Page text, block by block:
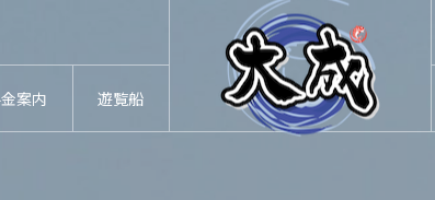
案内 遊覧船